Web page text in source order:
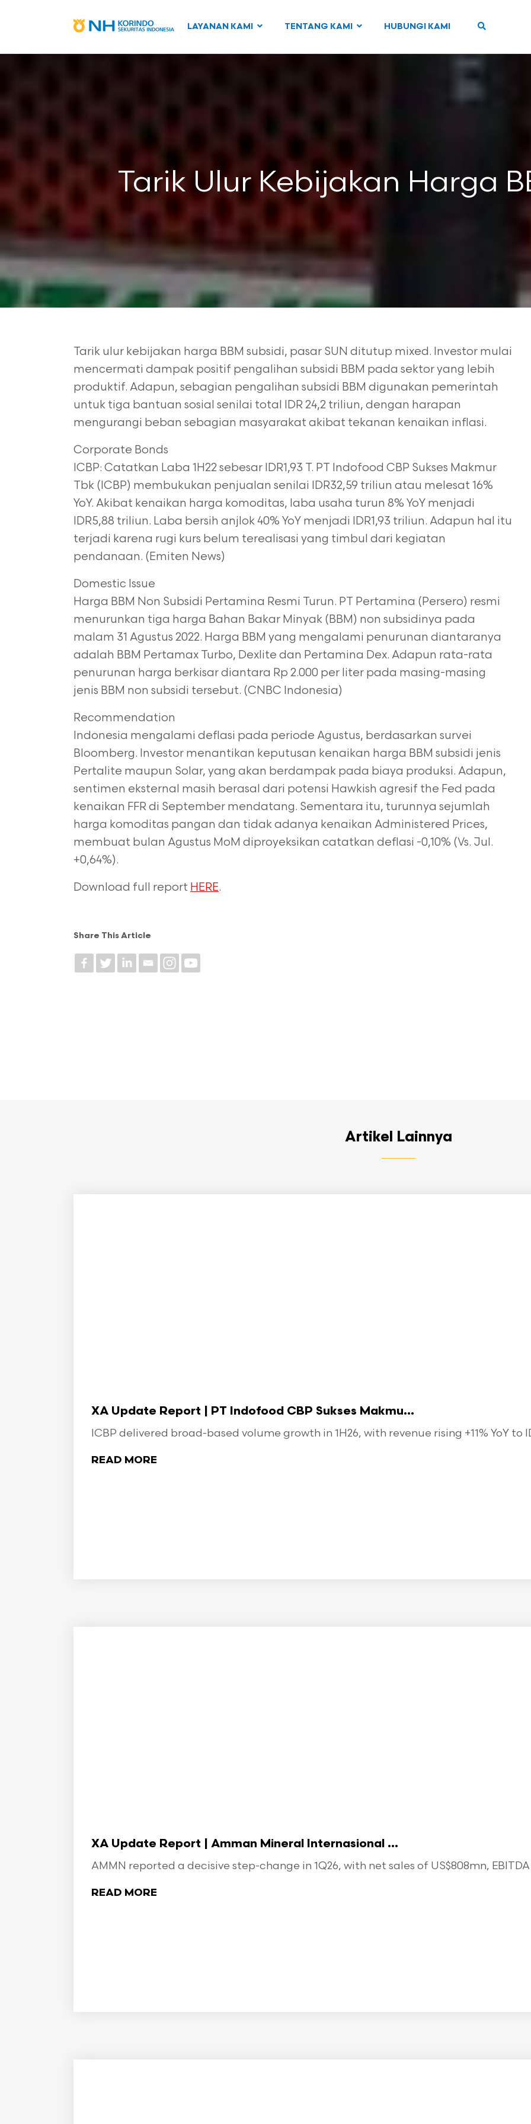
LAYANAN KAMI TENTANG KAMI HUBUNGI KAMI
Tarik Ulur Kebijakan Harga
Tarik ulur kebijakan harga BBM subsidi, pasar SUN ditutup mixed. Investor mulai
mencermati dampak positif pengalihan subsidi BBM pada sektor yang lebih
produktif. Adapun, sebagian pengalihan subsidi BBM digunakan pemerintah
untuk tiga bantuan sosial senilai total IDR 24,2 triliun, dengan harapan
mengurangi beban sebagian masyarakat akibat tekanan kenaikan inflasi.
Corporate Bonds
ICBP: Catatkan Laba 1H22 sebesar IDR1,93 T. PT Indofood CBP Sukses Makmur
Tbk (ICBP) membukukan penjualan senilai IDR32,59 triliun atau melesat 16%
YoY. Akibat kenaikan harga komoditas, laba usaha turun 8% YoY menjadi
IDR5,88 triliun. Laba bersih anjlok 40% YoY menjadi IDR1,93 triliun. Adapun hal itu
terjadi karena rugi kurs belum terealisasi yang timbul dari kegiatan
pendanaan. (Emiten News)
Domestic Issue
Harga BBM Non Subsidi Pertamina Resmi Turun. PT Pertamina (Persero) resmi
menurunkan tiga harga Bahan Bakar Minyak (BBM) non subsidinya pada
malam 31 Agustus 2022. Harga BBM yang mengalami penurunan diantaranya
adalah BBM Pertamax Turbo, Dexlite dan Pertamina Dex. Adapun rata-rata
penurunan harga berkisar diantara Rp 2.000 per liter pada masing-masing
jenis BBM non subsidi tersebut. (CNBC Indonesia)
Recommendation
Indonesia mengalami deflasi pada periode Agustus, berdasarkan survei
Bloomberg. Investor menantikan keputusan kenaikan harga BBM subsidi jenis
Pertalite maupun Solar, yang akan berdampak pada biaya produksi. Adapun,
sentimen eksternal masih berasal dari potensi Hawkish agresif the Fed pada
kenaikan FFR di September mendatang. Sementara itu, turunnya sejumlah
harga komoditas pangan dan tidak adanya kenaikan Administered Prices,
membuat bulan Agustus MoM diproyeksikan catatkan deflasi -0,10% (Vs. Jul.
+0,64%).
Download full report HERE.
Share This Article
Artikel Lainnya
XA Update Report | PT Indofood CBP Sukses Makmu...
ICBP delivered broad-based volume growth in 1H26, with revenue rising +11% YoY to
READ MORE
XA Update Report | Amman Mineral Internasional ...
AMMN reported a decisive step-change in 1Q26, with net sales of US$808mn, EBITDA
READ MORE